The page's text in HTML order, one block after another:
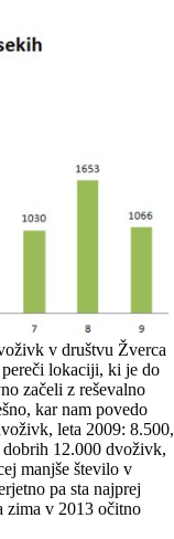
v društvu Žverca
lokaciji, ki je do
začeli z reševalno
kar nam povedo
leta 2009: 8.500,
dobrih 12.000 dvoživk,
manjše število v
pa sta najprej
zima v 2013 očitno